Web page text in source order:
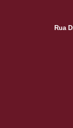
Rua